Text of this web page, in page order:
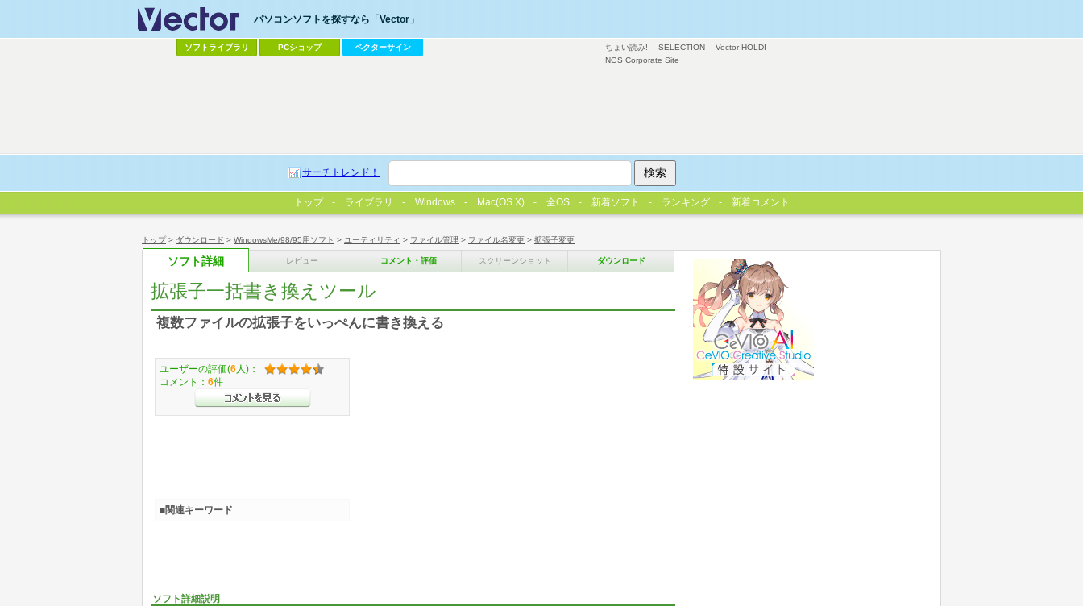
トップ> ダウンロード > WindowsMe/98/95用ソフト > ユーティリティ > ファイル管理 > ファイル名変更 > 拡張子変更
ソフト詳細 レビュー コメント・評価 スクリーンショット ダウンロード
拡張子一括書き換えツール
複数ファイルの拡張子をいっぺんに書き換える
ソフト詳細説明
ユーザーの評価(6 人)：
コメント： 6件
■関連キーワード
ちょい読み! SELECTION
Vector HOLDI
NGS Corporate Site
パソコンソフトを探すなら「Vector」
ソフトライブラリ PCショップ ベクターサイン
サーチトレンド！
トップ ライブラリ Windows Mac(OS X) 全OS 新着ソフト ランキング 新着コメント